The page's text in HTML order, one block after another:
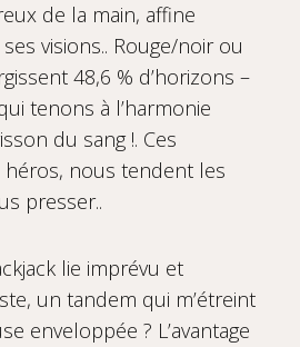
de la main, affine
visions.. Rouge/noir ou
48,6 % d’horizons –
tenons à l’harmonie
du sang !. Ces
nous tendent les
presser..
lie imprévu et
un tandem qui m’étreint
enveloppée ? L’avantage